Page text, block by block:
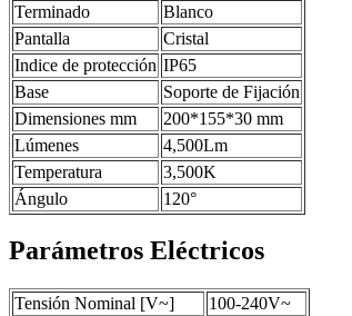
Terminado
Blanco
Pantalla
Cristal
Indice de protección IP65
Base
Soporte de Fijación
Dimensiones mm
200*155*30 mm
Lúmenes
4,500Lm
Temperatura
3,500K
Ángulo
120°
Parámetros Eléctricos
Tensión Nominal [V~]
100-240V~